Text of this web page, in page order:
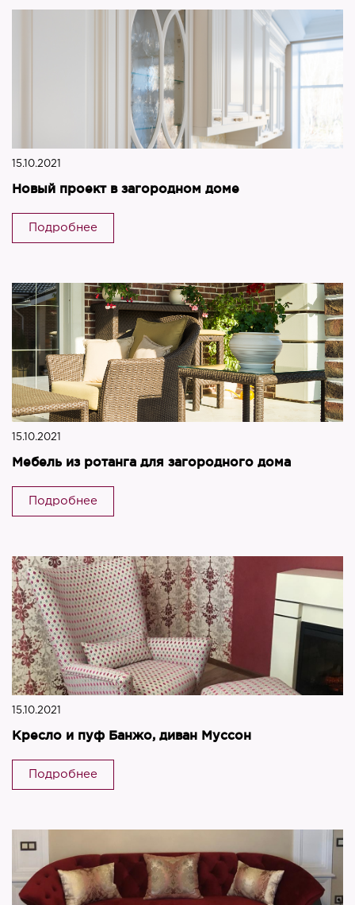
15.10.2021
Новый проект в загородном доме
Подробнее
15.10.2021
Мебель из ротанга для загородного дома
Подробнее
15.10.2021
Кресло и пуф Банжо, диван Муссон
Подробнее